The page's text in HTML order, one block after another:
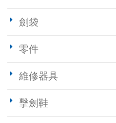
劍袋
零件
維修器具
擊劍鞋